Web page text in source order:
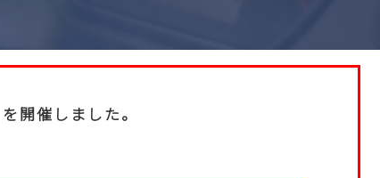
開催しました。